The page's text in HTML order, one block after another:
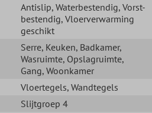
Antislip, Waterbestendig, Vorst-
bestendig, Vloerverwarming
geschikt
Serre, Keuken, Badkamer,
Wasruimte, Opslagruimte,
Gang, Woonkamer
Vloertegels, Wandtegels
Slijtgroep 4